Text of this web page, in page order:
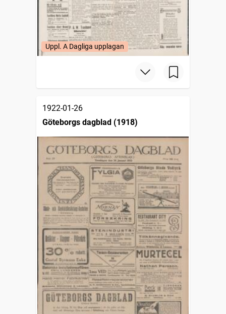
Uppl. A Dagliga upplagan
1922-01-26
Göteborgs dagblad (1918)